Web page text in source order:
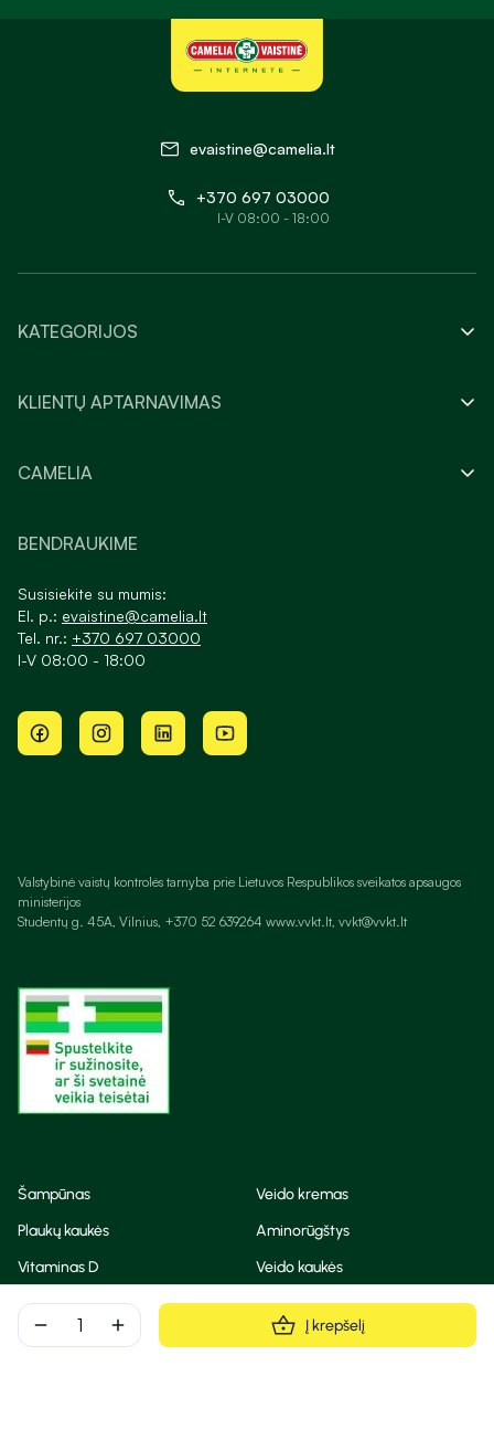
remove add Į krepšelį
evaistine@camelia.lt
+370 697 03000
I-V 08:00 - 18:00
KATEGORIJOS
KLIENTŲ APTARNAVIMAS
CAMELIA
BENDRAUKIME
Susisiekite su mumis:
El. p.: evaistine@camelia.lt
Tel. nr.: +370 697 03000
I-V 08:00 - 18:00
Valstybinė vaistų kontrolės tarnyba prie Lietuvos Respublikos sveikatos apsaugos
ministerijos
Studentų g. 45A, Vilnius, +370 52 639264 www.vvkt.lt, vvkt@vvkt.lt
Šampūnas
Veido kremas
Plaukų kaukės
Aminorūgštys
Vitaminas D
Veido kaukės
Korėjietiška kosmetika
Eteriniai aliejai
Dezodorantas
BB ir CC kremas